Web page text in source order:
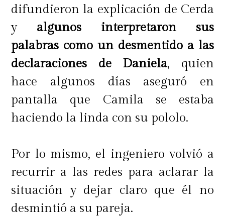
la cantante, especialmente por su
extrema delgadez y problemas
digestivos.
"Le decía yo: 'Katy, estás muy delgada,
ve al médico, eso no está bien'. Ella
vomitaba, comía algo y lo vomitaba",
El padre de la artista también
lamentó que no acudiera antes a un
especialista.
difundieron la explicación de Cerda
yalgunos interpretaron sus
palabras como un desmentido a las
declaraciones de Daniela, quien
hace algunos días aseguró en
pantalla que Camila se estaba
haciendo la linda con su pololo.
Por lo mismo, el ingeniero volvió a
recurrir a las redes para aclarar la
situación y dejar claro que él no
desmintió a su pareja.